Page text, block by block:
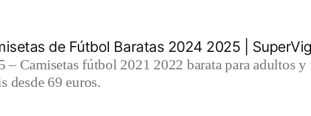
de Fútbol Baratas 2024 2025 |
– Camisetas fútbol 2021 2022 barata para adultos
desde 69 euros.